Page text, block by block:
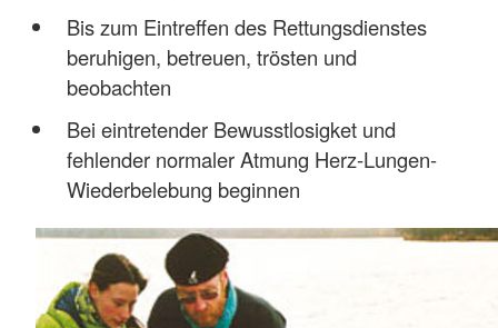
Bis zum Eintreffen des Rettungsdienstes
beruhigen, betreuen, trösten und
beobachten
Bei eintretender Bewusstlosigket und
fehlender normaler Atmung Herz-Lungen-
Wiederbelebung beginnen